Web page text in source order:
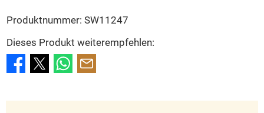
Produktnummer: SW11247
Dieses Produkt weiterempfehlen: